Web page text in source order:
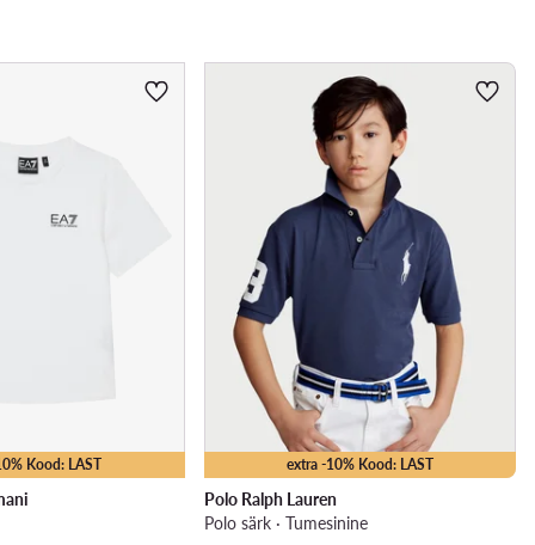
Kood: LAST extra -10% Kood: LAST
Polo Ralph Lauren
Polo särk · Tumesinine